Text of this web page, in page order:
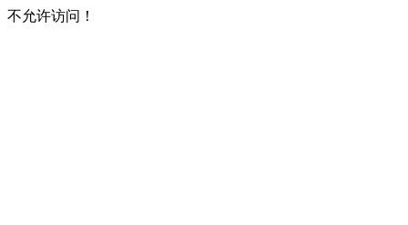
不允许访问！